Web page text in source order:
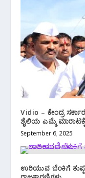
Vidio – ಕೇಂದ್ರ
ಶೈಲಿಯ ಎಮ್ಮೆ
September 6, 2025
ಉರಿಯುವ ಬೆಂಕಿಗೆ ತುಪ್ಪ